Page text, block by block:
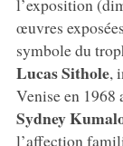
œuvres
symbole du
Lucas Sithole,
Venise en 1968
Sydney
l’affection